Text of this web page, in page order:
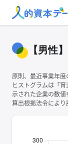
【男性
原則、最近事業年度
ヒストグラムは「
示された企業の数値
算出根拠法令によ